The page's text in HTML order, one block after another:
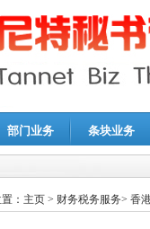
部门业务 条块业务
证
： 主页 > 财务税务服务> 香